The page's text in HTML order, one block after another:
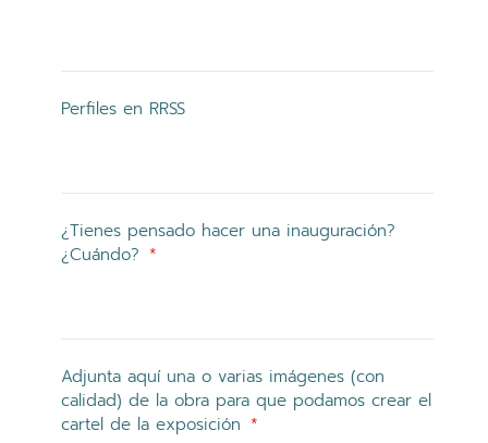
Perfiles en RRSS
¿Tienes pensado hacer una inauguración?
¿Cuándo?
Adjunta aquí una o varias imágenes (con
calidad) de la obra para que podamos crear el
cartel de la exposición